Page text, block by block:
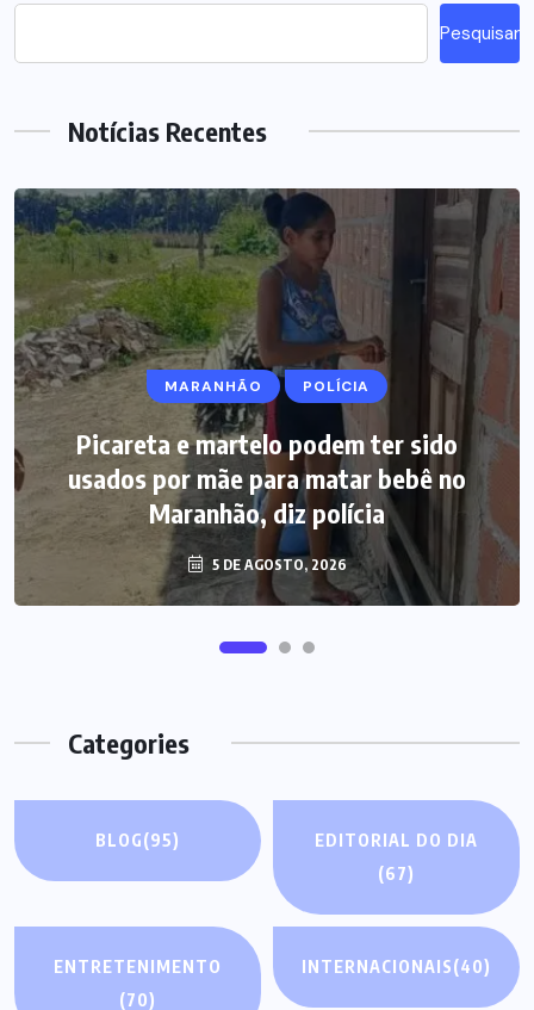
Pesquisar
Notícias Recentes
MARANHÃO POLÍCIA
Picareta e martelo podem ter sido
usados por mãe para matar bebê no
Maranhão, diz polícia
5 DE AGOSTO, 2026
Categories
BLOG(95)
EDITORIAL DO DIA
(67)
ENTRETENIMENTO
(70)
INTERNACIONAIS(40)